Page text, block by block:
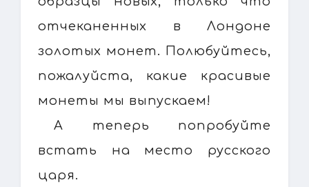
отчеканенных в Лондоне
золотых монет. Полюбуйтесь,
пожалуйста, какие красивые
монеты мы выпускаем!
А теперь попробуйте
встать на место русского
царя.